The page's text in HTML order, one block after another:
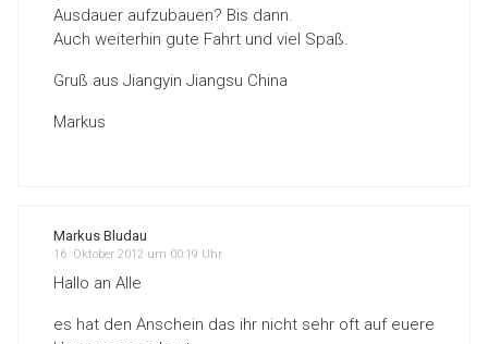
Ausdauer aufzubauen? Bis dann.
Auch weiterhin gute Fahrt und viel Spaß.
Gruß aus Jiangyin Jiangsu China
Markus
Markus Bludau
16. Oktober 2012 um 00:19 Uhr
Hallo an Alle
es hat den Anschein das ihr nicht sehr oft auf euere